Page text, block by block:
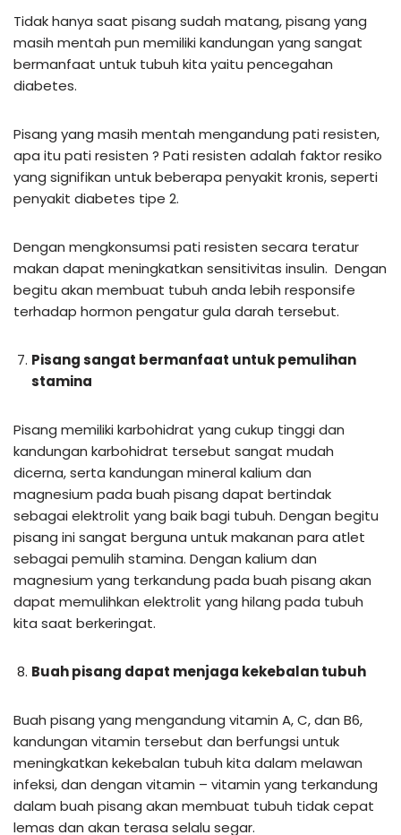
Tidak hanya saat pisang sudah matang, pisang yang
masih mentah pun memiliki kandungan yang sangat
bermanfaat untuk tubuh kita yaitu pencegahan
diabetes.
Pisang yang masih mentah mengandung pati resisten,
apa itu pati resisten ? Pati resisten adalah faktor resiko
yang signifikan untuk beberapa penyakit kronis, seperti
penyakit diabetes tipe 2.
Dengan mengkonsumsi pati resisten secara teratur
makan dapat meningkatkan sensitivitas insulin. Dengan
begitu akan membuat tubuh anda lebih responsife
terhadap hormon pengatur gula darah tersebut.
Pisang sangat bermanfaat untuk pemulihan
stamina
Pisang memiliki karbohidrat yang cukup tinggi dan
kandungan karbohidrat tersebut sangat mudah
dicerna, serta kandungan mineral kalium dan
magnesium pada buah pisang dapat bertindak
sebagai elektrolit yang baik bagi tubuh. Dengan begitu
pisang ini sangat berguna untuk makanan para atlet
sebagai pemulih stamina. Dengan kalium dan
magnesium yang terkandung pada buah pisang akan
dapat memulihkan elektrolit yang hilang pada tubuh
kita saat berkeringat.
Buah pisang dapat menjaga kekebalan tubuh
Buah pisang yang mengandung vitamin A, C, dan B6,
kandungan vitamin tersebut dan berfungsi untuk
meningkatkan kekebalan tubuh kita dalam melawan
infeksi, dan dengan vitamin – vitamin yang terkandung
dalam buah pisang akan membuat tubuh tidak cepat
lemas dan akan terasa selalu segar.